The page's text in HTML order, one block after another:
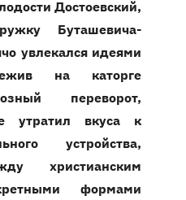
Достоевский,
Буташевича-
увлекался идеями
на каторге
переворот,
утратил вкуса к
устройства,
христианским
формами